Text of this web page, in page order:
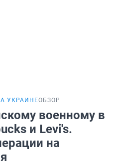
УКРАИНЕОБЗОР
военному в
и Levi's.
на